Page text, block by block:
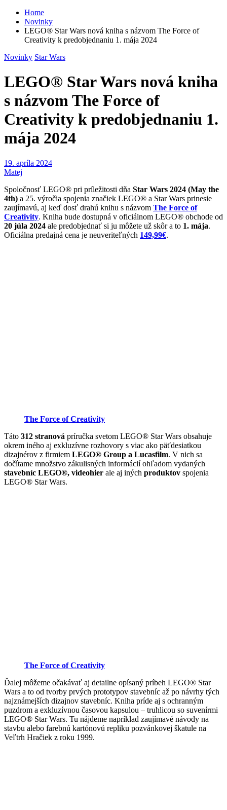
Home
Novinky
LEGO® Star Wars nová kniha s názvom The Force of
Creativity k predobjednaniu 1. mája 2024
Novinky Star Wars
LEGO® Star Wars nová kniha
s názvom The Force of
Creativity k predobjednaniu 1.
mája 2024
19. apríla 2024
Matej
Spoločnosť LEGO® pri príležitosti dňa Star Wars 2024 (May the
4th) a 25. výročia spojenia značiek LEGO® a Star Wars prinesie
zaujímavú, aj keď dosť drahú knihu s názvom The Force of
Creativity. Kniha bude dostupná v oficiálnom LEGO® obchode od
20 júla 2024 ale predobjednať si ju môžete už skôr a to 1. mája.
Oficiálna predajná cena je neuveriteľných 149,99€.
The Force of Creativity
Táto 312 stranová príručka svetom LEGO® Star Wars obsahuje
okrem iného aj exkluzívne rozhovory s viac ako päťdesiatkou
dizajnérov z firmiem LEGO® Group a Lucasfilm. V nich sa
dočítame množstvo zákulisných informácií ohľadom vydaných
stavebníc LEGO®, videohier ale aj iných produktov spojenia
LEGO® Star Wars.
The Force of Creativity
Ďalej môžeme očakávať aj detailne opísaný príbeh LEGO® Star
Wars a to od tvorby prvých prototypov stavebníc až po návrhy tých
najznámejších dizajnov stavebníc. Kniha príde aj s ochranným
puzdrom a exkluzívnou časovou kapsulou – truhlicou so suvenírmi
LEGO® Star Wars. Tu nájdeme napríklad zaujímavé návody na
stavbu alebo farebnú kartónovú repliku pozvánkovej škatule na
Veľtrh Hračiek z roku 1999.